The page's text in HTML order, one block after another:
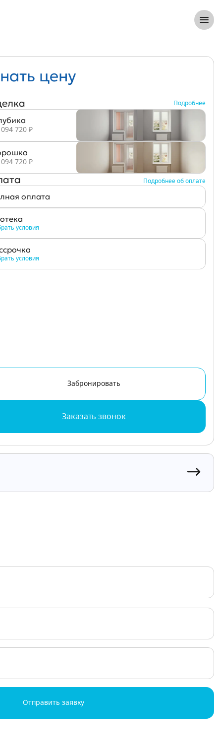
цену
Подробнее
720 ₽
720 ₽
Подробнее об оплате
оплата
условия
условия
Забронировать
Заказать звонок
Отправить заявку